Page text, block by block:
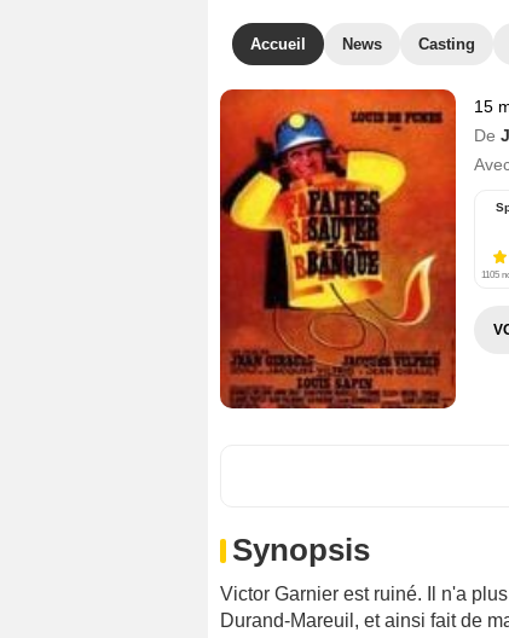
Accueil News Casting
15
De
1105
Synopsis
Victor Garnier est ruiné. Il n'a
Durand-Mareuil, et ainsi fait de